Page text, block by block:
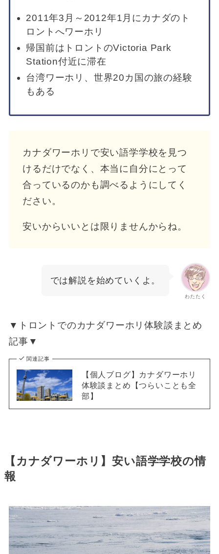
2011年3月～2012年1月にカナダのト
ロントへワーホリ
帰国前はトロントのVictoria Park
Station付近に滞在
台湾ワーホリ、世界20カ国の旅の経験
もある
カナダワーホリで安い語学学校を見つ
けるだけでなく、本当に自分にとって
合っているのかも調べるようにしてく
ださい。
安いからいいとは限りませんからね。
わたたく
では解説を始めていくよ。
▼トロントでのカナダワーホリ体験談まとめ
記事▼
関連記事
【個人ブログ】カナダワーホリ
体験談まとめ【つらいことも全
部】
【カナダワーホリ】安い語学学校の情
報